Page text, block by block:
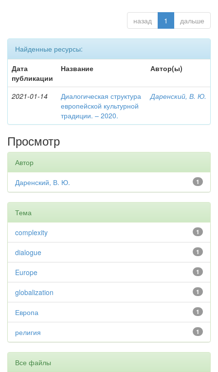
назад 1 дальше
Найденные ресурсы:
Дата
публикации
Название Автор(ы)
2021-01-14
Диалогическая структура
европейской культурной
традиции. – 2020.
Даренский, В. Ю.
Просмотр
Автор
1
Даренский, В. Ю.
Тема
1
complexity
1
dialogue
1
Europe
1
globalization
1
Европа
1
религия
Все файлы